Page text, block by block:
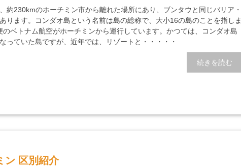
約230kmのホーチミン市から離れた場所にあり、ブンタウと同じバリア・
ります。コンダオ島という名前は島の総称で、大小16の島のことを指しま
のベトナム航空がホーチミンから運行しています。かつては、コンダオ島
っていた島ですが、近年では、リゾートと・・・・・
続きを読む
ン 区別紹介